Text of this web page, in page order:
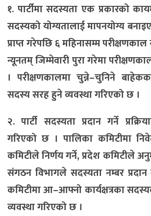
१. पार्टीमा सदस्यता एक प्रकारको
सदस्यको योग्यतालाई मापनयोग्य
प्राप्त गरेपछि ६ महिनासम्म
न्यूनतम् जिम्मेवारी पुरा गरेमा
। परीक्षणकालमा चुन्ने–चुनिने
सदस्य सरह हुने व्यवस्था गरिएको छ ।
२. पार्टी सदस्यता प्रदान गर्ने
गरिएको छ । पालिका कमिटीमा
कमिटीले निर्णय गर्ने, प्रदेश कमिटीले
संगठन विभागले सदस्यता नम्बर
कमिटीमा आ–आफ्नो कार्यक्षत्रका
व्यवस्था गरिएको छ ।